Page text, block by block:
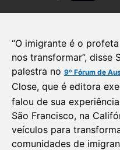
“O imigrante é o
nos transformar”, disse
palestra no 9º Fórum de
Close, que é editora
falou de sua
São Francisco, na
veículos para
comunidades de